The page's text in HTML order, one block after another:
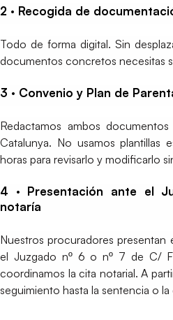
2 · Recogida de
Todo de forma digital. Sin
documentos concretos necesitas
3 · Convenio y Plan de
Redactamos ambos
Catalunya. No usamos plantillas
horas para revisarlo y modificarlo
4 · Presentación ante el
notaría
Nuestros procuradores
el Juzgado nº 6 o nº 7 de C/
coordinamos la cita notarial. A
seguimiento hasta la sentencia o la